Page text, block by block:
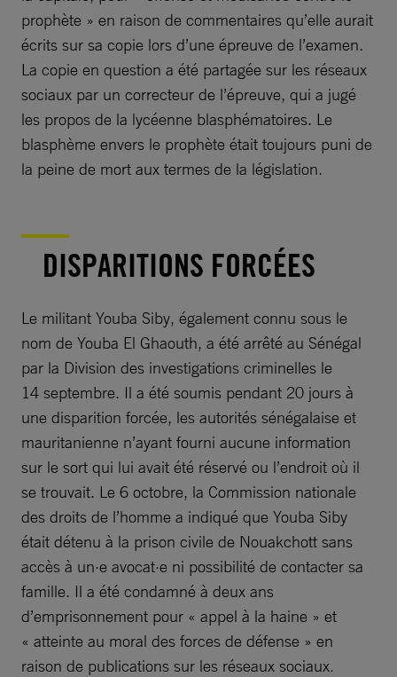
prophète » en raison de commentaires qu’elle aurait
écrits sur sa copie lors d’une épreuve de l’examen.
La copie en question a été partagée sur les réseaux
sociaux par un correcteur de l’épreuve, qui a jugé
les propos de la lycéenne blasphématoires. Le
blasphème envers le prophète était toujours puni de
la peine de mort aux termes de la législation.
DISPARITIONS FORCÉES
Le militant Youba Siby, également connu sous le
nom de Youba El Ghaouth, a été arrêté au Sénégal
par la Division des investigations criminelles le
14 septembre. Il a été soumis pendant 20 jours à
une disparition forcée, les autorités sénégalaise et
mauritanienne n’ayant fourni aucune information
sur le sort qui lui avait été réservé ou l’endroit où il
se trouvait. Le 6 octobre, la Commission nationale
des droits de l’homme a indiqué que Youba Siby
était détenu à la prison civile de Nouakchott sans
accès à un·e avocat·e ni possibilité de contacter sa
famille. Il a été condamné à deux ans
d’emprisonnement pour « appel à la haine » et
« atteinte au moral des forces de défense » en
raison de publications sur les réseaux sociaux.